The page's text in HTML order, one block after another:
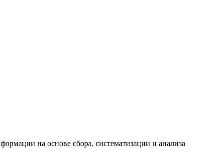
на основе сбора, систематизации и анализа